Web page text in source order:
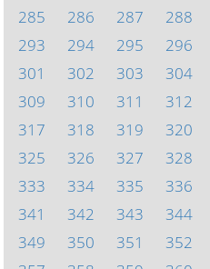
285
286 287 288
293
294 295 296
301
302 303 304
309
310 311 312
317
318 319 320
325
326 327 328
333
334 335 336
341
342 343 344
349
350 351 352